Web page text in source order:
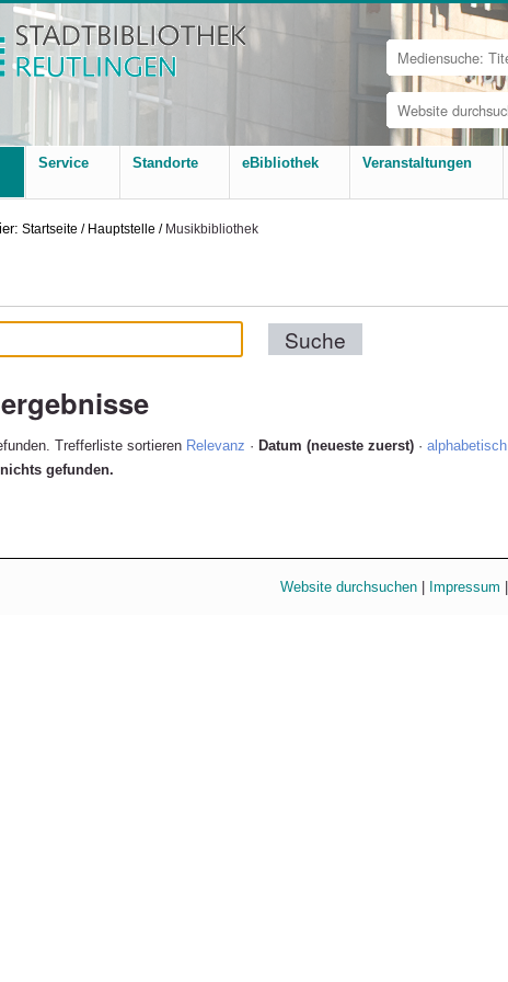
Website
durchsuchen
Erweiterte
Suche…
Service Standorte eBibliothek Veranstaltungen
Startseite / Hauptstelle / Musikbibliothek
Trefferliste sortieren Relevanz · Datum (neueste zuerst) · alphabetisch
gefunden.
Website durchsuchen Impressum